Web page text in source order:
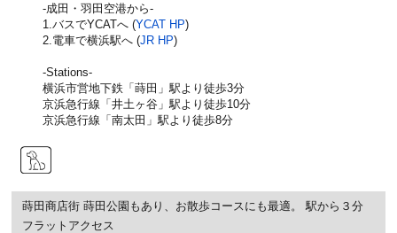
-成田・羽田空港から-
1.バスでYCATへ (YCAT HP)
2.電車で横浜駅へ (JR HP)
-Stations-
横浜市営地下鉄「蒔田」駅より徒歩3分
京浜急行線「井土ヶ谷」駅より徒歩10分
京浜急行線「南太田」駅より徒歩8分
蒔田商店街 蒔田公園もあり、お散歩コースにも最適。
駅から３分
フラットアクセス